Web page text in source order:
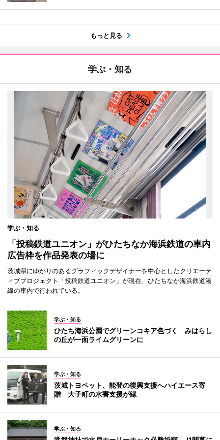
もっと見る
学ぶ・知る
学ぶ・知る
「投稿鉄道ユニオン」がひたちなか海浜鉄道の車内
広告枠を作品発表の場に
茨城県にゆかりのあるグラフィックデザイナーを中心としたクリエーテ
ィブプロジェクト「投稿鉄道ユニオン」が現在、ひたちなか海浜鉄道湊
線の車内で行われている。
学ぶ・知る
ひたち海浜公園でグリーンコキア色づく みはらし
の丘が一面ライムグリーンに
学ぶ・知る
茨城トヨペット、能登の復興支援へハイエース寄
贈 大子町の水害支援が縁
学ぶ・知る